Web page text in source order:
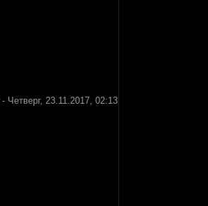
- Четверг, 23.11.2017, 02:13